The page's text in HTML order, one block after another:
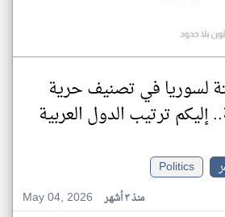
لسوريا في تصنيف حرية
إليكم ترتيب الدول العربية
Politics
May 04, 2026
منذ ٣ أشهر